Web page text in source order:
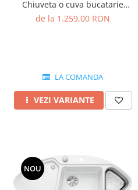
Chiuveta o cuva bucatarie
silgranit 86x50 cm
de la 1.259,00 RON
LA COMANDA
VEZI VARIANTE
NOU